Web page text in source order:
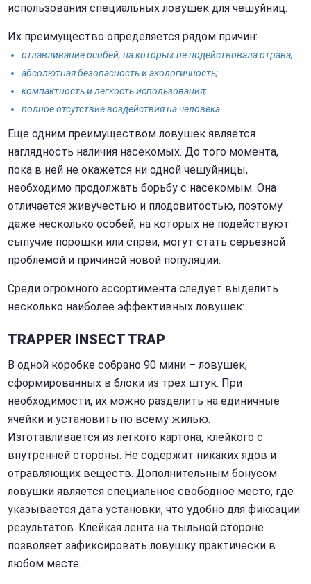
использования специальных ловушек для чешуйниц.
Их преимущество определяется рядом причин:
отлавливание особей, на которых не подействовала отрава;
абсолютная безопасность и экологичность;
компактность и легкость использования;
полное отсутствие воздействия на человека.
Еще одним преимуществом ловушек является
наглядность наличия насекомых. До того момента,
пока в ней не окажется ни одной чешуйницы,
необходимо продолжать борьбу с насекомым. Она
отличается живучестью и плодовитостью, поэтому
даже несколько особей, на которых не подействуют
сыпучие порошки или спреи, могут стать серьезной
проблемой и причиной новой популяции.
Среди огромного ассортимента следует выделить
несколько наиболее эффективных ловушек:
TRAPPER INSECT TRAP
В одной коробке собрано 90 мини – ловушек,
сформированных в блоки из трех штук. При
необходимости, их можно разделить на единичные
ячейки и установить по всему жилью.
Изготавливается из легкого картона, клейкого с
внутренней стороны. Не содержит никаких ядов и
отравляющих веществ. Дополнительным бонусом
ловушки является специальное свободное место, где
указывается дата установки, что удобно для фиксации
результатов. Клейкая лента на тыльной стороне
позволяет зафиксировать ловушку практически в
любом месте.